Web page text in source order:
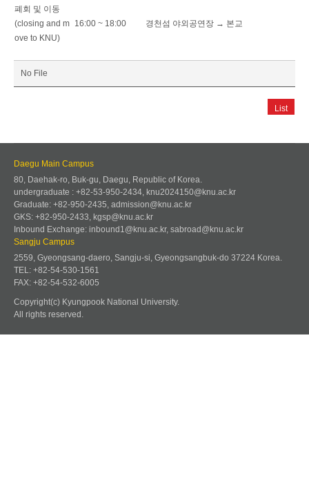
폐회 및 이동
(closing and m
ove to KNU)
16:00 ~ 18:00 경천섬 야외공연장 → 본교
No File
List
Daegu Main Campus
80, Daehak-ro, Buk-gu, Daegu, Republic of Korea.
undergraduate : +82-53-950-2434, knu2024150@knu.ac.kr
Graduate: +82-950-2435, admission@knu.ac.kr
GKS: +82-950-2433, kgsp@knu.ac.kr
Inbound Exchange: inbound1@knu.ac.kr, sabroad@knu.ac.kr
Sangju Campus
2559, Gyeongsang-daero, Sangju-si, Gyeongsangbuk-do 37224 Korea.
TEL: +82-54-530-1561
FAX: +82-54-532-6005
Copyright(c) Kyungpook National University.
All rights reserved.